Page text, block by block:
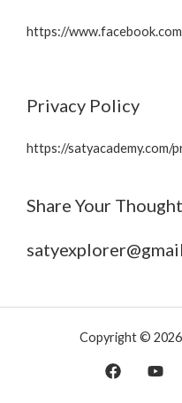
https://
Privacy Policy
https://satyacademy.com/
Share Your
Copyright ©